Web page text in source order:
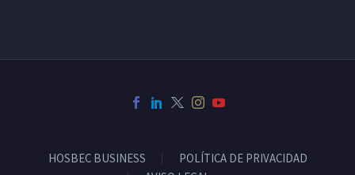
HOSBEC BUSINESS
POLÍTICA DE PRIVACIDAD